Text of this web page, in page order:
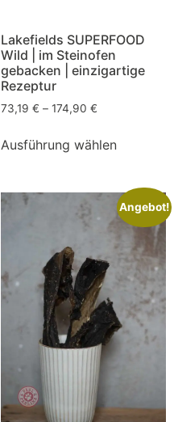
Lakefields SUPERFOOD
Wild | im Steinofen
gebacken | einzigartige
Rezeptur
73,19 € – 174,90 €
Ausführung wählen
Angebot!